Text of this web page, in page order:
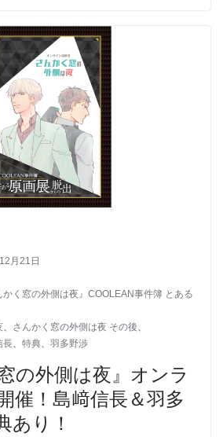
月21日
く窓の外側は夜』COOLEAN事件簿 とある
、 さんかく窓の外側は夜 その後、
長、 特典、 羽多野渉
の外側は夜』オンラ
催！島﨑信長＆羽多
あり！